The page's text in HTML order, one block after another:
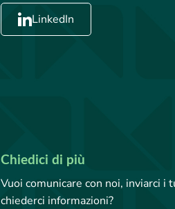
LinkedIn
Chiedici di più
Vuoi comunicare con noi, inviarci
chiederci informazioni?